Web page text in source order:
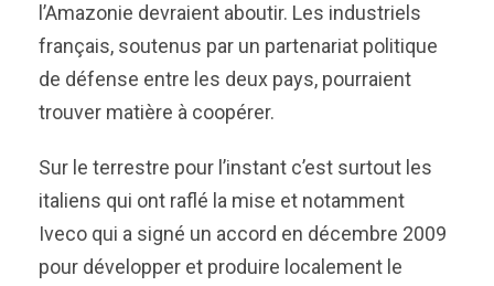
l’Amazonie devraient aboutir. Les industriels
français, soutenus par un partenariat politique
de défense entre les deux pays, pourraient
trouver matière à coopérer.
Sur le terrestre pour l’instant c’est surtout les
italiens qui ont raflé la mise et notamment
Iveco qui a signé un accord en décembre 2009
pour développer et produire localement le